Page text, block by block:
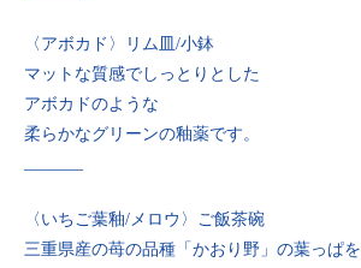
〈アボカド〉リム皿/小鉢
マットな質感でしっとりとした
アボカドのような
柔らかなグリーンの釉薬です。
〈いちご葉釉/メロウ〉ご飯茶碗
三重県産の苺の品種「かおり野」の葉っぱを